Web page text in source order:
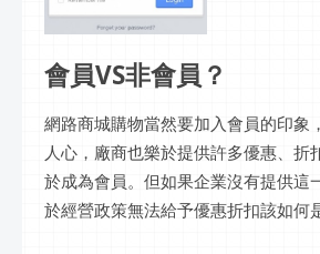
會員VS非會員？
網路商城購物當然要加入會員的印象
人心，廠商也樂於提供許多優惠、折
於成為會員。但如果企業沒有提供這
於經營政策無法給予優惠折扣該如何